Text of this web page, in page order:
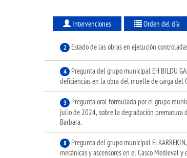
Intervenciones Orden del día
2 Estado de las obras en ejecución
4
Pregunta del grupo municipal EH BILDU
deficiencias en la obra del muelle de carga del
3
Pregunta oral formulada por el grupo
julio de 2024, sobre la degradación prematura
Barbara.
8
Pregunta del grupo municipal
mecánicas y ascensores en el Casco Medieval